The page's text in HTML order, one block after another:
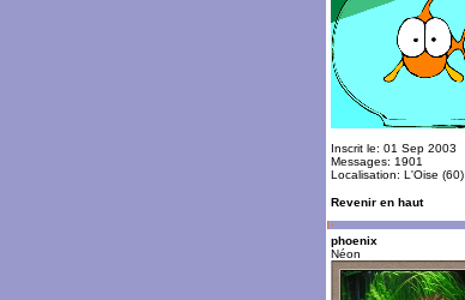
Inscrit le: 01 Sep 2003
Messages: 1901
Localisation: L'Oise (60)
Revenir en haut
phoenix
Néon